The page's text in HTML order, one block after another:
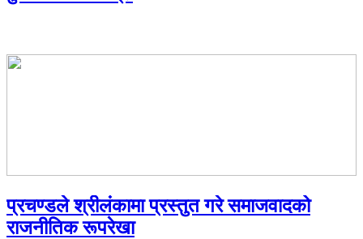
प्रचण्डले श्रीलंकामा प्रस्तुत गरे समाजवादको
राजनीतिक रूपरेखा